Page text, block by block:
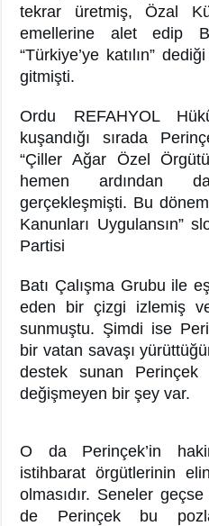
tekrar üretmiş, Özal
emellerine alet edip
“Türkiye’ye katılın”
gitmişti.
Ordu REFAHYOL
kuşandığı sırada
“Çiller Ağar Özel
hemen ardından
gerçekleşmişti. Bu
Kanunları Uygulansın”
Partisi
Batı Çalışma Grubu ile
eden bir çizgi izlemiş
sunmuştu. Şimdi ise
bir vatan savaşı
destek sunan
değişmeyen bir şey var.
O da Perinçek’in
istihbarat örgütlerinin
olmasıdır. Seneler
de Perinçek bu